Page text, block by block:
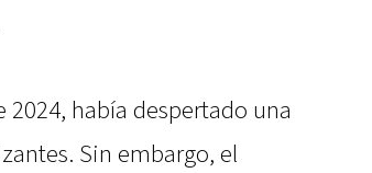
2024, había despertado una
Sin embargo, el